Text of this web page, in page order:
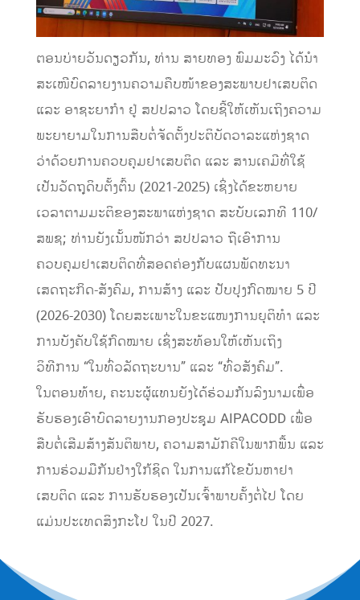
ຕອນບ່າຍວັນດຽວກັນ, ທ່ານ ສາຍທອງ ພົມມະວົງ ໄດ້ນໍາ
ສະເໜີບົດລາຍງານຄວາມຄືບໜ້າຂອງສະພາບຢາເສບຕິດ
ແລະ ອາຊະຍາກໍາ ຢູ່ ສປປລາວ ໂດຍຊີ້ໃຫ້ເຫັນເຖິງຄວາມ
ພະຍາຍາມໃນການສືບຕໍ່ຈັດຕັ້ງປະຕິບັດວາລະແຫ່ງຊາດ
ວ່າດ້ວຍການຄວບຄຸມຢາເສບຕິດ ແລະ ສານເຄມີທີ່ໃຊ້
ເປັນວັດຖຸດິບຕັ້ງຕົ້ນ (2021-2025) ເຊິ່ງໄດ້ຂະຫຍາຍ
ເວລາຕາມມະຕິຂອງສະພາແຫ່ງຊາດ ສະບັບເລກທີ 110/
ສພຊ; ທ່ານຍັງເນັ້ນໜັກວ່າ ສປປລາວ ຖືເອົາການ
ຄວບຄຸມຢາເສບຕິດທີ່ສອດຄ່ອງກັບແຜນພັດທະນາ
ເສດຖະກິດ-ສັງຄົມ, ການສ້າງ ແລະ ປັບປຸງກົດໝາຍ 5 ປີ
(2026-2030) ໂດຍສະເພາະໃນຂະແໜງການຍຸຕິທໍາ ແລະ
ການບັງຄັບໃຊ້ກົດໝາຍ ເຊິ່ງສະທ້ອນໃຫ້ເຫັນເຖິງ
ວິທີການ “ໃນທົ່ວລັດຖະບານ” ແລະ “ທົ່ວສັງຄົມ”.
ໃນຕອນທ້າຍ, ຄະນະຜູ້ແທນຍັງໄດ້ຮ່ວມກັນລົງນາມເພື່ອ
ຮັບຮອງເອົາບົດລາຍງານກອງປະຊຸມ AIPACODD ເພື່ອ
ສືບຕໍ່ເສີມສ້າງສັນຕິພາບ, ຄວາມສາມັກຄີໃນພາກພື້ນ ແລະ
ການຮ່ວມມືກັນຢ່າງໃກ້ຊິດ ໃນການແກ້ໄຂບັນຫາຢາ
ເສບຕິດ ແລະ ການຮັບຮອງເປັນເຈົ້າພາບຄັ້ງຕໍ່ໄປ ໂດຍ
ແມ່ນປະເທດສິງກະໂປ ໃນປີ 2027.